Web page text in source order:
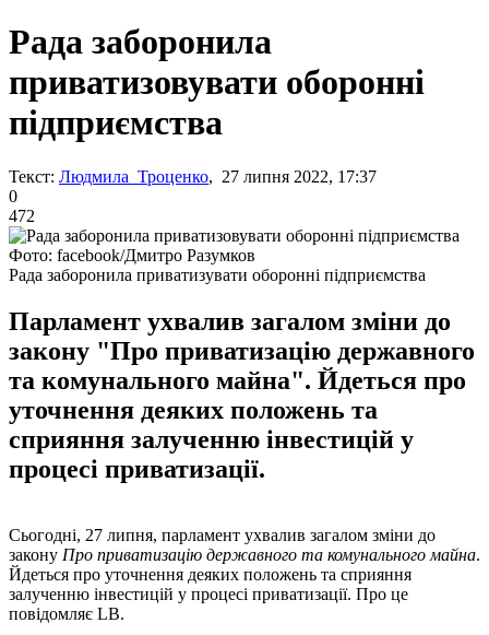
Рада заборонила
приватизовувати оборонні
підприємства
Текст: Людмила Троценко, 27 липня 2022, 17:37
0
472
Фото: facebook/Дмитро Разумков
Рада заборонила приватизувати оборонні підприємства
Парламент ухвалив загалом зміни до
закону "Про приватизацію державного
та комунального майна". Йдеться про
уточнення деяких положень та
сприяння залученню інвестицій у
процесі приватизації.
Сьогодні, 27 липня, парламент ухвалив загалом зміни до
закону Про приватизацію державного та комунального майна.
Йдеться про уточнення деяких положень та сприяння
залученню інвестицій у процесі приватизації. Про це
повідомляє LB.